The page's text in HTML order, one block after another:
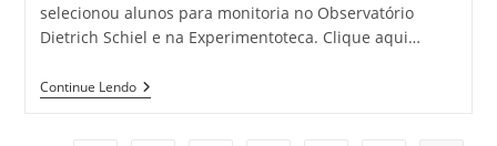
selecionou alunos para monitoria no Observatório
Dietrich Schiel e na Experimentoteca. Clique aqui…
Continue Lendo